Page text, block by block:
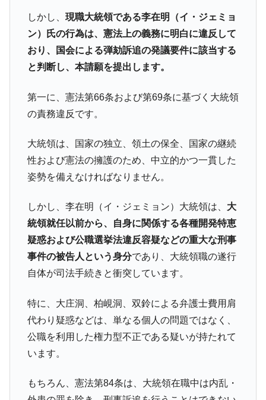
機 ⇒ 10.7兆では損が出るからできない。
『Money1』
【速報】韓国株式市場の暴落・本日07月29
日(水)もサイドカー・サーキットブレイカーの二段コンボ
発動！
半分未満しか雇用を生まない
『Money1』
韓国「株式市場が賭博場のように変質した
韓国「2026年1Q 資金循環統計」面白い結果
に。
『Money1』
韓国化学企業最大手『ロッテケミカル』純
『Money1』
韓国株式市場･暗黒の火曜日。サーキットブ
レイカーも発動！ 半導体2銘柄の暴落
『Money1』 韓国･カードローン金利「15％」突破！
Fact1
日本の誇る海洋資源調査船『白嶺』は先進技術の
Fact1
夏の甲子園、優勝校を最も多く輩出している都道
府県とは？
Fact1 今話題の「楽天ライオンズ」とは？
Fact1 奇跡の毛色「白毛馬」とは？
える賞金とは？
しかし、 現職大統領である李在明（イ・ジェミョ
ン）氏の行為は、憲法上の義務に明白に違反して
おり、国会による弾劾訴追の発議要件に該当する
と判断し、本請願を提出します。
第一に、憲法第66条および第69条に基づく大統領
の責務違反です。
大統領は、国家の独立、領土の保全、国家の継続
性および憲法の擁護のため、中立的かつ一貫した
姿勢を備えなければなりません。
しかし、李在明（イ・ジェミョン）大統領は、 大
統領就任以前から、自身に関係する各種開発特恵
疑惑および公職選挙法違反容疑などの重大な刑事
事件の被告人という身分であり、大統領職の遂行
自体が司法手続きと衝突しています。
特に、大庄洞、柏峴洞、双鈴による弁護士費用肩
代わり疑惑などは、単なる個人の問題ではなく、
公職を利用した権力型不正である疑いが持たれて
います。
もちろん、憲法第84条は、大統領在職中は内乱・